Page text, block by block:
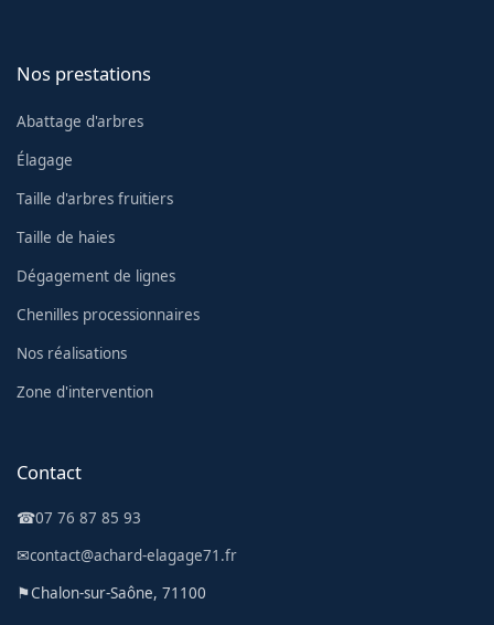
Nos prestations
Abattage d'arbres
Élagage
Taille d'arbres fruitiers
Taille de haies
Dégagement de lignes
Chenilles processionnaires
Nos réalisations
Zone d'intervention
Contact
☎07 76 87 85 93
✉contact@achard-elagage71.fr
⚑Chalon-sur-Saône, 71100